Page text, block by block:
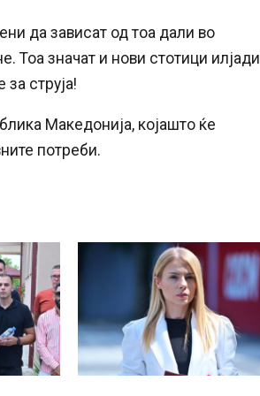
да зависат од тоа дали во
Тоа значат и нови стотици илјади
струја!
Македонија, којашто ќе
потреби.